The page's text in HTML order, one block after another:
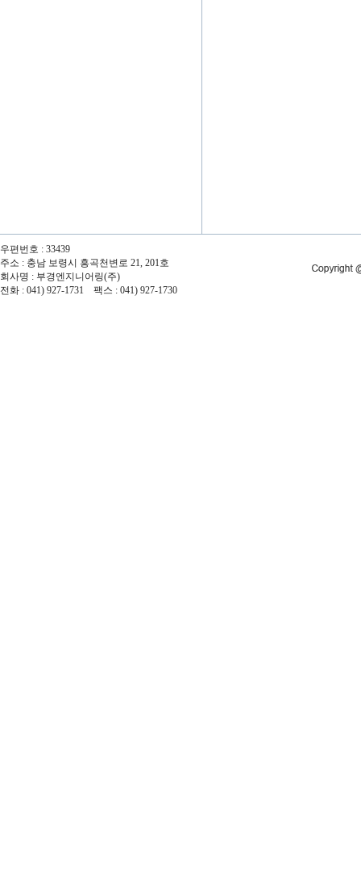
우편번호 : 33439
주소 : 충남 보령시 흥곡천변로 21, 201호
회사명 : 부경엔지니어링(주)
전화 : 041) 927-1731 팩스 : 041) 927-1730